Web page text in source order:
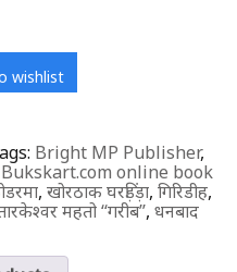
wishlist
Bright MP Publisher,
online book
, खोरठाक घरड़िंड़ा, गिरिडीह,
महतो ‘‘गरीब’’, धनबाद